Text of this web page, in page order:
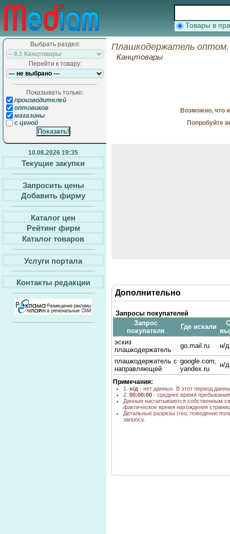
Товары в
Выбрать раздел:
Перейти к товару:
Показывать только:
производителей
оптовиков
магазины
с ценой
10.08.2026 19:35
Текущие закупки
Запросить цены
Добавить фирму
Каталог цен
Рейтинг фирм
Каталог товаров
Услуги портала
Контакты редакции
Плашкодержатель
Канцтовары
Возможно, что
Попробуйте
Дополнительно
Запросы покупателей
Запрос
покупателя
Где искали
эскиз
плашкодержатель
go.mail.ru
н/д
плашкодержатель с
направляющей
google.com,
yandex.ru
н/д
Примечания:
1. н/д - нет данных. В этот период
2. 00:00:00 - среднее время
Данные насчитываются собственным
фактическое время нахождения
Детальные разрезы (гео, поведение
запросу.